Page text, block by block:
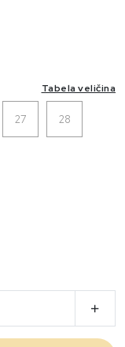
Tabela veličina
27 28